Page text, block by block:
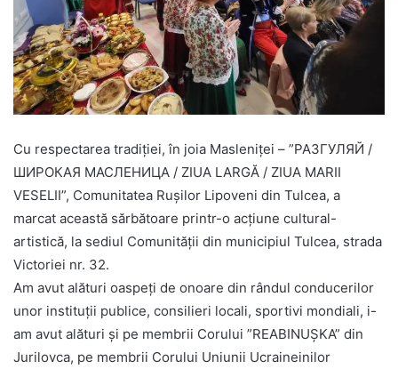
Cu respectarea tradiției, în joia Masleniței – ”РАЗГУЛЯЙ /
ШИРОКАЯ МАСЛЕНИЦА / ZIUA LARGĂ / ZIUA MARII
VESELII”, Comunitatea Rușilor Lipoveni din Tulcea, a
marcat această sărbătoare printr-o acțiune cultural-
artistică, la sediul Comunității din municipiul Tulcea, strada
Victoriei nr. 32.
Am avut alături oaspeți de onoare din rândul conducerilor
unor instituții publice, consilieri locali, sportivi mondiali, i-
am avut alături și pe membrii Corului ”REABINUȘKA” din
Jurilovca, pe membrii Corului Uniunii Ucraineinilor